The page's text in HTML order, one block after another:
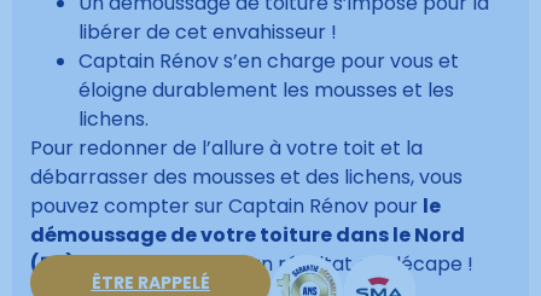
libérer de cet envahisseur !
Captain Rénov s’en charge pour vous et
éloigne durablement les mousses et les
lichens.
Pour redonner de l’allure à votre toit et la
débarrasser des mousses et des lichens, vous
pouvez compter sur Captain Rénov pour le
démoussage de votre toiture dans le Nord
(59), et ainsi profiter d’un résultat qui décape !
ÊTRE RAPPELÉ